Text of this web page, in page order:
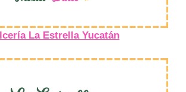
La Estrella Yucatán